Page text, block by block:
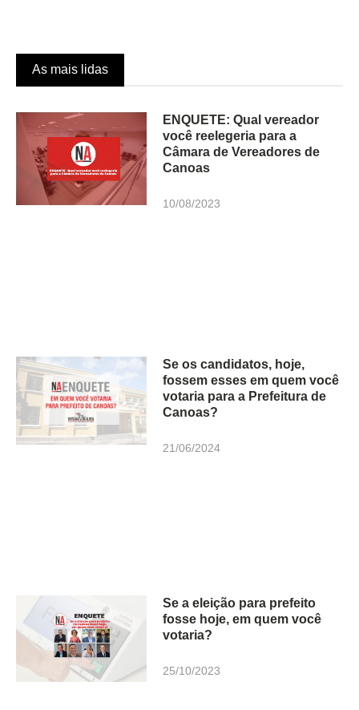
As mais lidas
ENQUETE: Qual vereador
você reelegeria para a
Câmara de Vereadores de
Canoas
10/08/2023
Se os candidatos, hoje,
fossem esses em quem você
votaria para a Prefeitura de
Canoas?
21/06/2024
Se a eleição para prefeito
fosse hoje, em quem você
votaria?
25/10/2023